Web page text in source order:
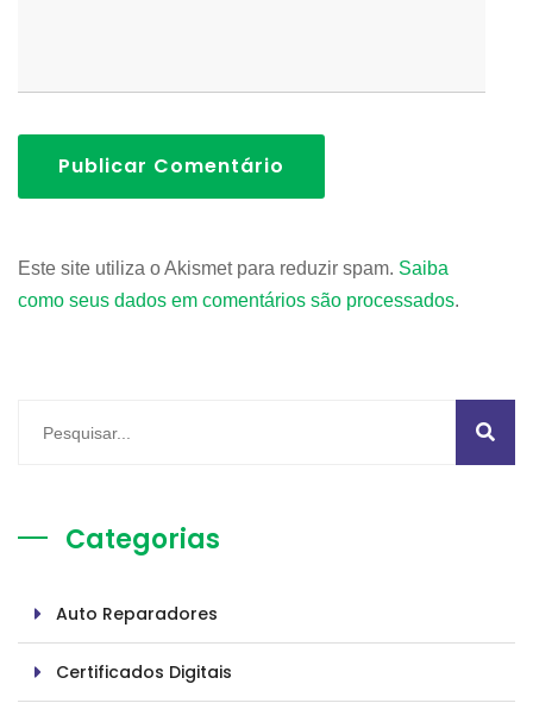
Publicar Comentário
Este site utiliza o Akismet para reduzir spam. Saiba
como seus dados em comentários são processados.
Categorias
Auto Reparadores
Certificados Digitais